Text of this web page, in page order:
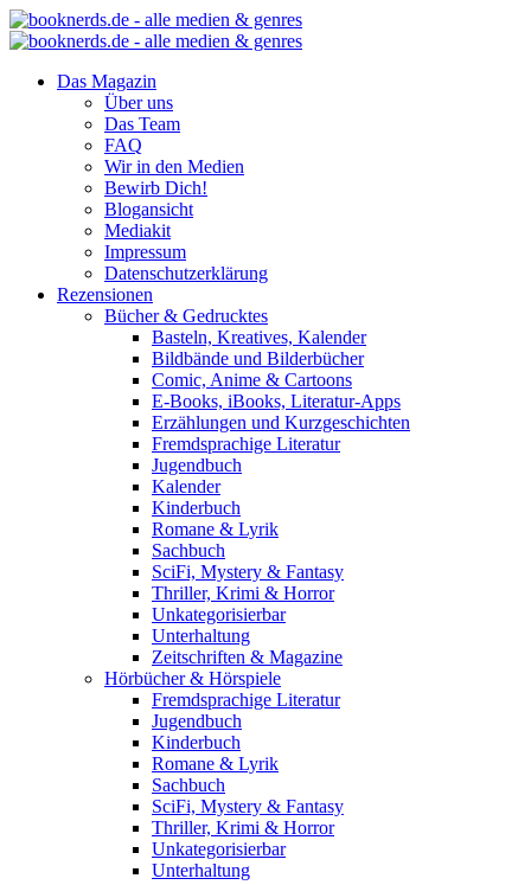
Das Magazin
Über uns
Das Team
FAQ
Wir in den Medien
Bewirb Dich!
Blogansicht
Mediakit
Impressum
Datenschutzerklärung
Rezensionen
Bücher & Gedrucktes
Basteln, Kreatives, Kalender
Bildbände und Bilderbücher
Comic, Anime & Cartoons
E-Books, iBooks, Literatur-Apps
Erzählungen und Kurzgeschichten
Fremdsprachige Literatur
Jugendbuch
Kalender
Kinderbuch
Romane & Lyrik
Sachbuch
SciFi, Mystery & Fantasy
Thriller, Krimi & Horror
Unkategorisierbar
Unterhaltung
Zeitschriften & Magazine
Hörbücher & Hörspiele
Fremdsprachige Literatur
Jugendbuch
Kinderbuch
Romane & Lyrik
Sachbuch
SciFi, Mystery & Fantasy
Thriller, Krimi & Horror
Unkategorisierbar
Unterhaltung